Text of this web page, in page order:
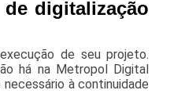
digitalização
de seu projeto.
há na Metropol Digital
à continuidade